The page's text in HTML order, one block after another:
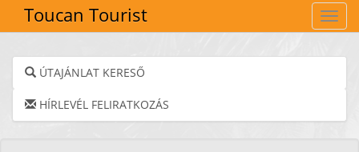
Toucan Tourist
ÚTAJÁNLAT KERESŐ
HÍRLEVÉL FELIRATKOZÁS